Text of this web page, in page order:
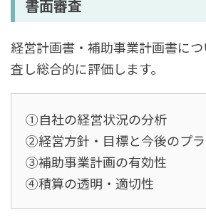
書面審査
経営計画書・補助事業計画書に
査し総合的に評価します。
①自社の経営状況の分析
②経営方針・目標と今後のプ
③補助事業計画の有効性
④積算の透明・適切性